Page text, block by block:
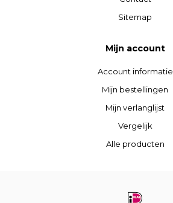
Sitemap
Mijn account
Account informatie
Mijn bestellingen
Mijn verlanglijst
Vergelijk
Alle producten